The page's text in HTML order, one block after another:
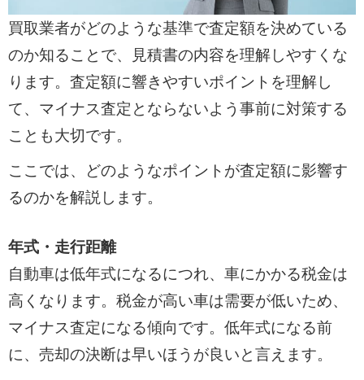
買取業者がどのような基準で査定額を決めている
のか知ることで、見積書の内容を理解しやすくな
ります。査定額に響きやすいポイントを理解し
て、マイナス査定とならないよう事前に対策する
ことも大切です。
ここでは、どのようなポイントが査定額に影響す
るのかを解説します。
年式・走行距離
自動車は低年式になるにつれ、車にかかる税金は
高くなります。税金が高い車は需要が低いため、
マイナス査定になる傾向です。低年式になる前
に、売却の決断は早いほうが良いと言えます。